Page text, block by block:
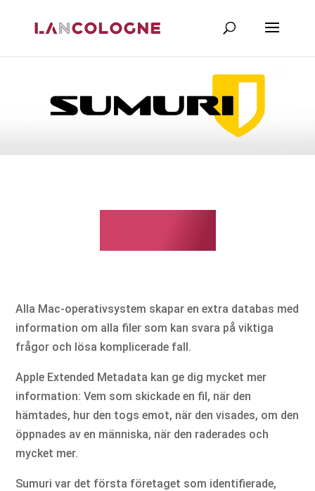
Alla Mac-operativsystem skapar en extra databas med
information om alla filer som kan svara på viktiga
frågor och lösa komplicerade fall.
Apple Extended Metadata kan ge dig mycket mer
information: Vem som skickade en fil, när den
hämtades, hur den togs emot, när den visades, om den
öppnades av en människa, när den raderades och
mycket mer.
Sumuri var det första företaget som identifierade,